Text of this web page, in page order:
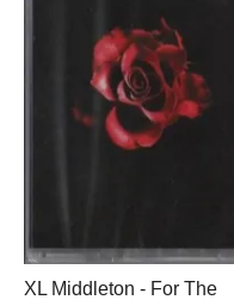
XL Middleton - For The